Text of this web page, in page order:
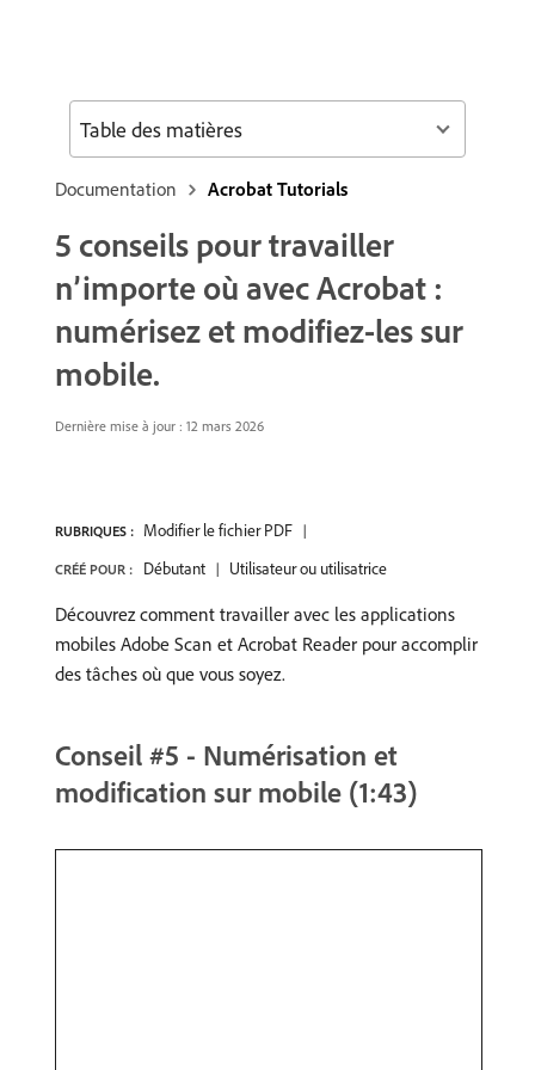
Documentation Acrobat Tutorials
5 conseils pour travailler
n’importe où avec Acrobat :
numérisez et modifiez-les sur
mobile.
Dernière mise à jour : 12 mars 2026
RUBRIQUES : Modifier le fichier PDF
CRÉÉ POUR : Débutant Utilisateur ou utilisatrice
Découvrez comment travailler avec les applications
mobiles Adobe Scan et Acrobat Reader pour accomplir
des tâches où que vous soyez.
Conseil #5 - Numérisation et
modification sur mobile (1:43)
Table des matières